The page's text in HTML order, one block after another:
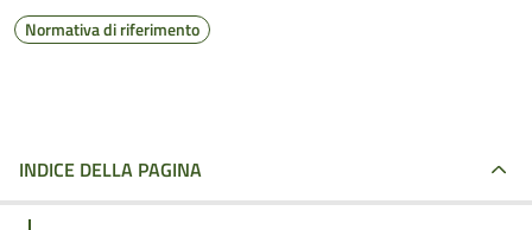
Normativa di riferimento
INDICE DELLA PAGINA